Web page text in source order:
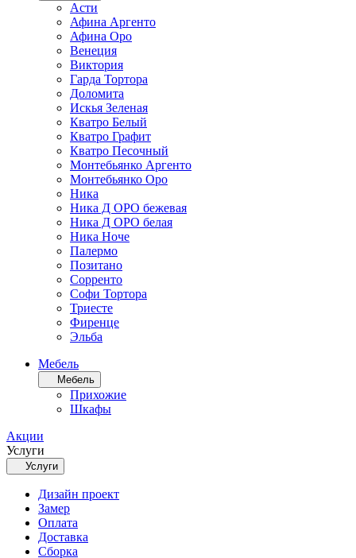
Асти
Афина Аргенто
Афина Оро
Венеция
Виктория
Гарда Тортора
Доломита
Искья Зеленая
Кватро Белый
Кватро Графит
Кватро Песочный
Монтебьянко Аргенто
Монтебьянко Оро
Ника
Ника Д ОРО бежевая
Ника Д ОРО белая
Ника Ноче
Палермо
Позитано
Сорренто
Софи Тортора
Триесте
Фиренце
Эльба
Мебель
Мебель
Прихожие
Шкафы
Акции
Услуги
Услуги
Дизайн проект
Замер
Оплата
Доставка
Сборка